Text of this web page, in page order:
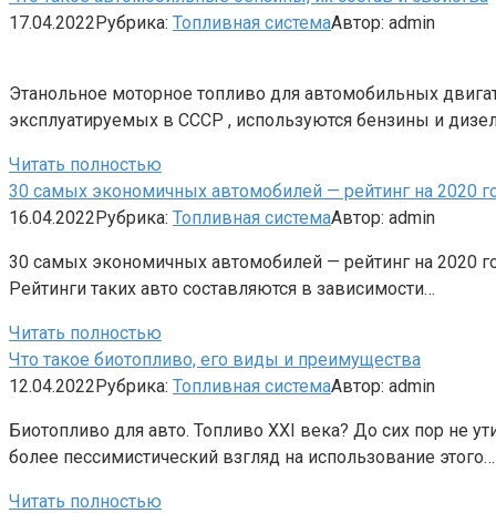
17.04.2022Рубрика: Топливная системаАвтор: admin
Этанольное моторное топливо для автомобильных
эксплуатируемых в СССР , используются бензины и
Читать полностью
30 самых экономичных автомобилей — рейтинг на 2020
16.04.2022Рубрика: Топливная системаАвтор: admin
30 самых экономичных автомобилей — рейтинг на 2020
Рейтинги таких авто составляются в зависимости…
Читать полностью
Что такое биотопливо, его виды и преимущества
12.04.2022Рубрика: Топливная системаАвтор: admin
Биотопливо для авто. Топливо XXI века? До сих пор
более пессимистический взгляд на использование этого…
Читать полностью